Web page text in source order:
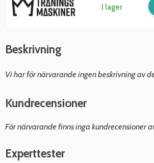
I lager
Beskrivning
Vi har för närvarande ingen beskrivning av
Kundrecensioner
För närvarande finns inga kundrecensioner
Experttester